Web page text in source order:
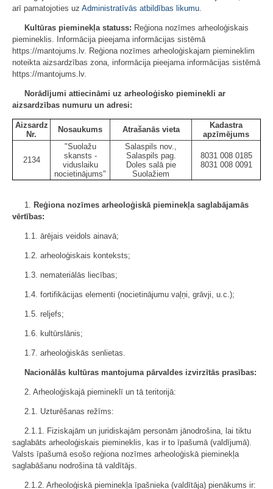
arī pamatojoties uz Administratīvās atbildības likumu.
Kultūras pieminekļa statuss: Reģiona nozīmes arheoloģiskais
piemineklis. Informācija pieejama informācijas sistēmā
https://mantojums.lv. Reģiona nozīmes arheoloģiskajam piemineklim
noteikta aizsardzības zona, informācija pieejama informācijas sistēmā
https://mantojums.lv.
Norādījumi attiecināmi uz arheoloģisko pieminekli ar
aizsardzības numuru un adresi:
Aizsardz
Nr.
Nosaukums Atrašanās vieta
Kadastra
apzīmējums
2134
"Suolažu
skansts -
viduslaiku
nocietinājums"
Salaspils nov.,
Salaspils pag.
Doles salā pie
Suolažiem
8031 008 0185
8031 008 0091
1. Reģiona nozīmes arheoloģiskā pieminekļa saglabājamās
vērtības:
1.1. ārējais veidols ainavā;
1.2. arheoloģiskais konteksts;
1.3. nemateriālās liecības;
1.4. fortifikācijas elementi (nocietinājumu vaļņi, grāvji, u.c.);
1.5. reljefs;
1.6. kultūrslānis;
1.7. arheoloģiskās senlietas.
Nacionālās kultūras mantojuma pārvaldes izvirzītās prasības:
2. Arheoloģiskajā piemineklī un tā teritorijā:
2.1. Uzturēšanas režīms:
2.1.1. Fiziskajām un juridiskajām personām jānodrošina, lai tiktu
saglabāts arheoloģiskais piemineklis, kas ir to īpašumā (valdījumā).
Valsts īpašumā esošo reģiona nozīmes arheoloģiskā pieminekļa
saglabāšanu nodrošina tā valdītājs.
2.1.2. Arheoloģiskā pieminekļa īpašnieka (valdītāja) pienākums ir: